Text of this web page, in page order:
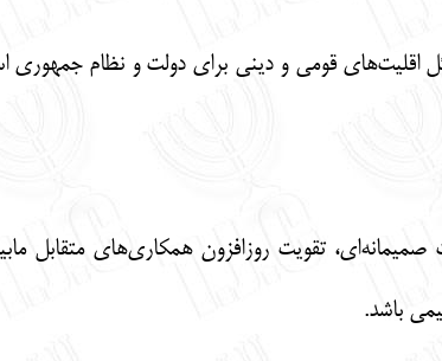
با مهم شناختن مسائل اقلیت‌های قومی و دینی برای دولت و
تقویت روزافزون همکاری‌های متقابل
باشد.